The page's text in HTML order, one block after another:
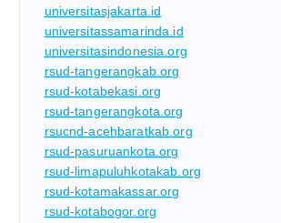
universitasjakarta.id
universitassamarinda.id
universitasindonesia.org
rsud-tangerangkab.org
rsud-kotabekasi.org
rsud-tangerangkota.org
rsucnd-acehbaratkab.org
rsud-pasuruankota.org
rsud-limapuluhkotakab.org
rsud-kotamakassar.org
rsud-kotabogor.org